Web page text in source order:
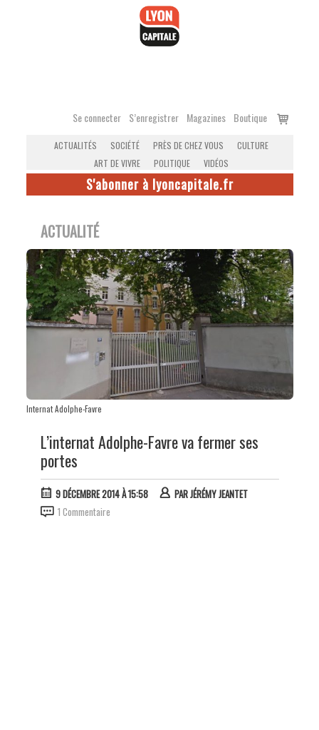
Se connecter S’enregistrer Magazines Boutique
Voir
ACTUALITÉS SOCIÉTÉ PRÈS DE CHEZ VOUS
CULTURE
ART DE VIVRE
POLITIQUE VIDÉOS
S'abonner à lyoncapitale.fr
ACTUALITÉ
Internat Adolphe-Favre
L’internat Adolphe-Favre va fermer ses
portes
9 DÉCEMBRE 2014 À 15:58 PARJÉRÉMY JEANTET
1 Commentaire